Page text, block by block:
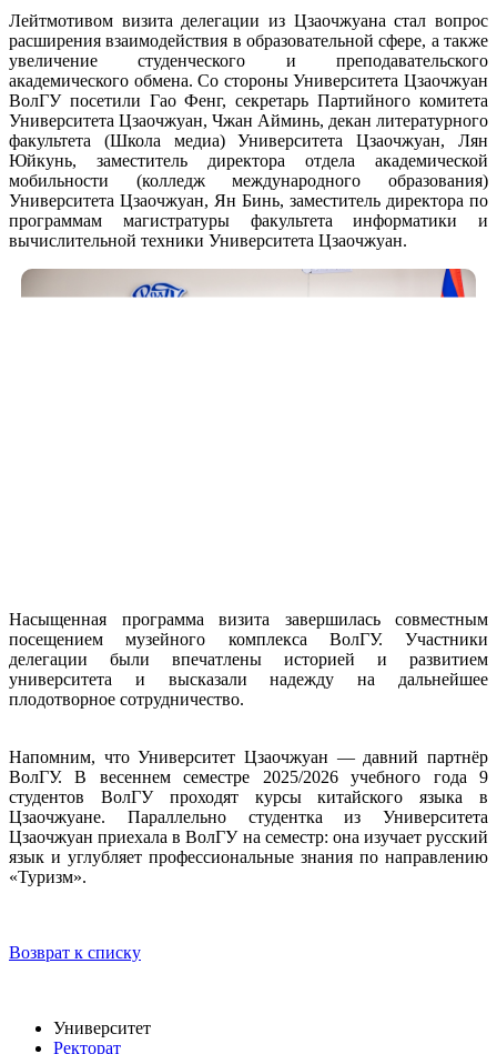
Лейтмотивом визита делегации из Цзаочжуана стал вопрос
расширения взаимодействия в образовательной сфере, а также
увеличение студенческого и преподавательского
академического обмена. Со стороны Университета Цзаочжуан
ВолГУ посетили Гао Фенг, секретарь Партийного комитета
Университета Цзаочжуан, Чжан Айминь, декан литературного
факультета (Школа медиа) Университета Цзаочжуан, Лян
Юйкунь, заместитель директора отдела академической
мобильности (колледж международного образования)
Университета Цзаочжуан, Ян Бинь, заместитель директора по
программам магистратуры факультета информатики и
вычислительной техники Университета Цзаочжуан.
Насыщенная программа визита завершилась совместным
посещением музейного комплекса ВолГУ. Участники
делегации были впечатлены историей и развитием
университета и высказали надежду на дальнейшее
плодотворное сотрудничество.
Напомним, что Университет Цзаочжуан — давний партнёр
ВолГУ. В весеннем семестре 2025/2026 учебного года 9
студентов ВолГУ проходят курсы китайского языка в
Цзаочжуане. Параллельно студентка из Университета
Цзаочжуан приехала в ВолГУ на семестр: она изучает русский
язык и углубляет профессиональные знания по направлению
«Туризм».
Возврат к списку
Университет
Ректорат